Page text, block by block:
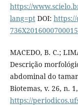
https://
lang=ptDOI: https://
736X2016000700015
MACEDO, B. C.;
Descrição
abdominal do
Biotemas, v. 26, n.
https://